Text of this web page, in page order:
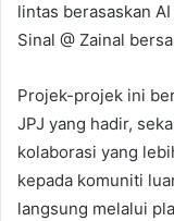
lintas berasaskan
Sinal @ Zainal
Projek-projek ini
JPJ yang hadir,
kolaborasi yang
kepada komuniti
langsung melalui